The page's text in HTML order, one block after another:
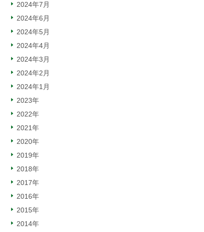
2024年7月
2024年6月
2024年5月
2024年4月
2024年3月
2024年2月
2024年1月
2023年
2022年
2021年
2020年
2019年
2018年
2017年
2016年
2015年
2014年